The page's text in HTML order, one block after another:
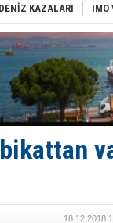
Füze ve
İran
Uzmanlar
Gemi
Makine
Dron
'REGAL
Gemide 5
Yakıt
DENİZ KAZALARI IMO
18.12.2018